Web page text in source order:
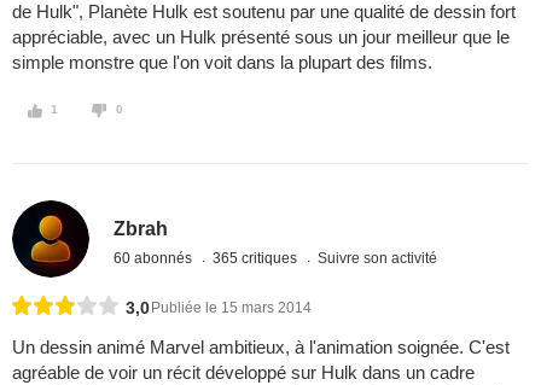
de Hulk", Planète Hulk est soutenu par une qualité de dessin fort
appréciable, avec un Hulk présenté sous un jour meilleur que le
simple monstre que l'on voit dans la plupart des films.
1 0
Zbrah
60 abonnés 365 critiques Suivre son activité
3,0 Publiée le 15 mars 2014
Un dessin animé Marvel ambitieux, à l'animation soignée. C'est
agréable de voir un récit développé sur Hulk dans un cadre